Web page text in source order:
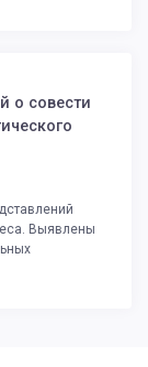
о совести
Выявлены